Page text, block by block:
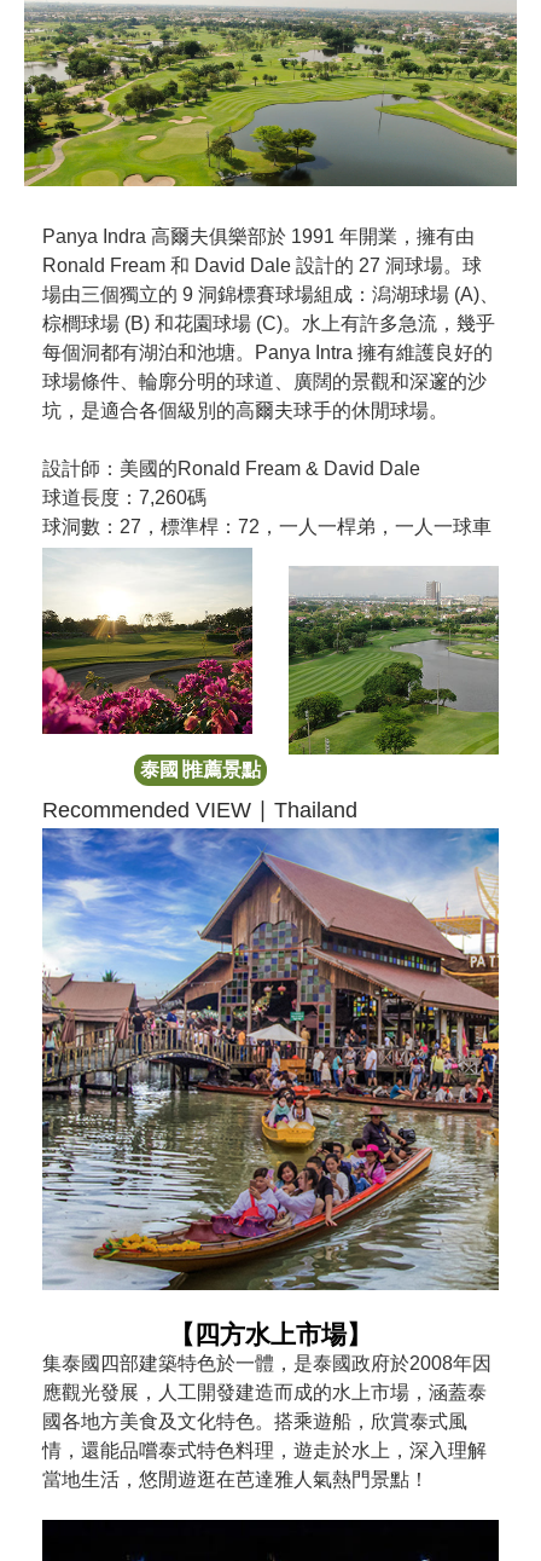
Panya Indra 高爾夫俱樂部於 1991 年開業，擁有由
Ronald Fream 和 David Dale 設計的 27 洞球場。球
場由三個獨立的 9 洞錦標賽球場組成：潟湖球場 (A)、
棕櫚球場 (B) 和花園球場 (C)。水上有許多急流，幾乎
每個洞都有湖泊和池塘。Panya Intra 擁有維護良好的
球場條件、輪廓分明的球道、廣闊的景觀和深邃的沙
坑，是適合各個級別的高爾夫球手的休閒球場。
設計師：美國的Ronald Fream & David Dale
球道長度：7,260碼
球洞數：27，標準桿：72，一人一桿弟，一人一球車
泰國∣推薦景點
Recommended VIEW ∣ Thailand
【四方水上市場】
集泰國四部建築特色於一體，是泰國政府於2008年因
應觀光發展，人工開發建造而成的水上市場，涵蓋泰
國各地方美食及文化特色。搭乘遊船，欣賞泰式風
情，還能品嚐泰式特色料理，遊走於水上，深入理解
當地生活，悠閒遊逛在芭達雅人氣熱門景點！